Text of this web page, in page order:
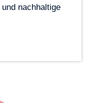
nachhaltige